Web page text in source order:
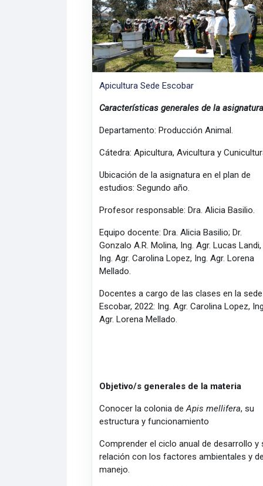
Apicultura Sede Escobar
Características generales de la asignatura
Departamento: Producción Animal.
Cátedra: Apicultura, Avicultura y
Ubicación de la asignatura en el plan de
estudios: Segundo año.
Profesor responsable: Dra. Alicia Basilio.
Equipo docente: Dra. Alicia Basilio; Dr.
Gonzalo A.R. Molina, Ing. Agr. Lucas Landi,
Ing. Agr. Carolina Lopez, Ing. Agr. Lorena
Mellado.
Docentes a cargo de las clases en la sede
Escobar, 2022: Ing. Agr. Carolina Lopez,
Agr. Lorena Mellado.
Objetivo/s generales de la materia
Conocer la colonia de Apis mellifera, su
estructura y funcionamiento
Comprender el ciclo anual de desarrollo y
relación con los factores ambientales y de
manejo.